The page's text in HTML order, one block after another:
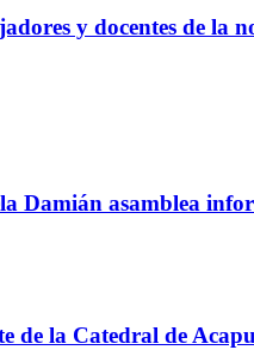
y docentes de la
Damián asamblea
de la Catedral de